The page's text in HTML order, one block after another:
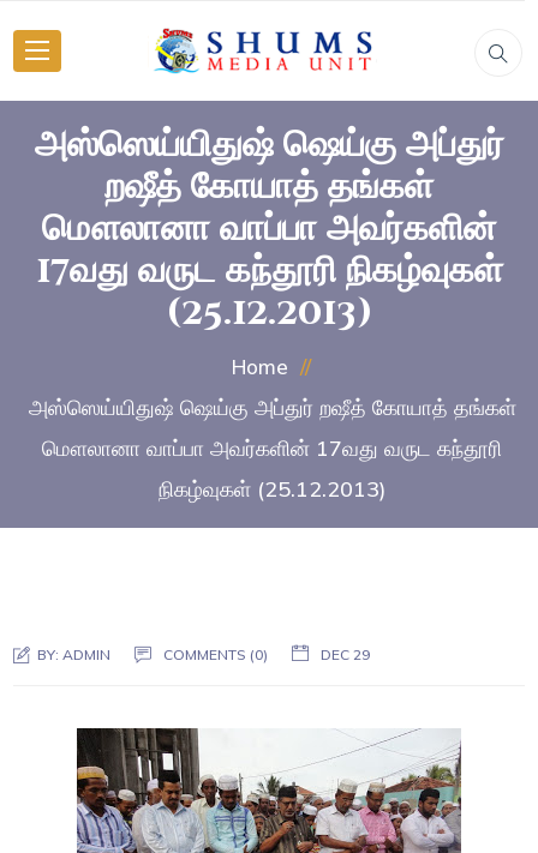
அஸ்ஸெய்யிதுஷ் ஷெய்கு அப்துர்
றஷீத் கோயாத் தங்கள்
மௌலானா வாப்பா அவர்களின்
17வது வருட கந்தூரி நிகழ்வுகள்
(25.12.2013)
Home
அஸ்ஸெய்யிதுஷ் ஷெய்கு அப்துர் றஷீத் கோயாத் தங்கள்
மௌலானா வாப்பா அவர்களின் 17வது வருட கந்தூரி
நிகழ்வுகள் (25.12.2013)
BY:ADMIN COMMENTS (0) DEC 29